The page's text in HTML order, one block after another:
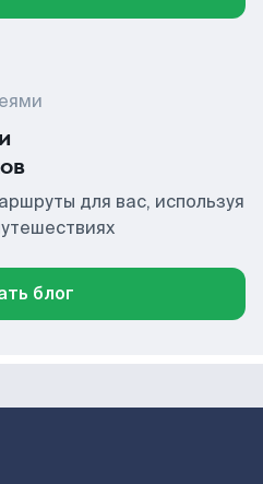
для вас, используя
блог